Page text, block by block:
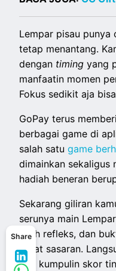
Share
Lempar pisau punya
tetap menantang.
dengan timingyang
manfaatin momen
Fokus sedikit aja
GoPay terus
berbagai game di
salah satugame
dimainkan sekaligus
hadiah beneran
Sekarang giliran
serunya main
asah refleks, dan
tepat sasaran.
dan kumpulin skor